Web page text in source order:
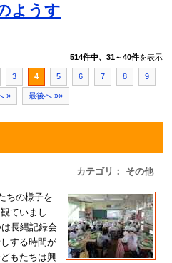
ようす
514件中、31～40件を表示
3 4 5 6 7 8 9
» 最後へ »»
カテゴリ： その他
ちの様子を
ていまし
長縄記録会
する時間が
もたちは興